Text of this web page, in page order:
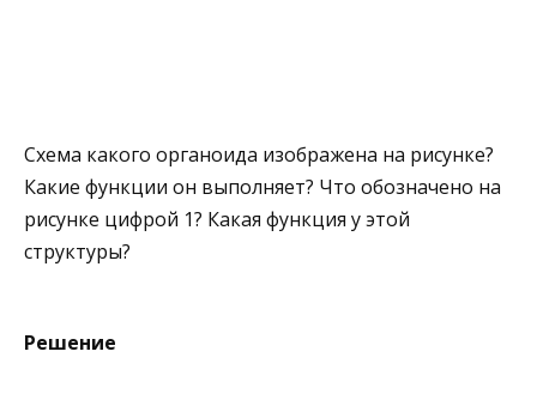
Схема какого органоида изображена на рисунке?
Какие функции он выполняет? Что обозначено на
рисунке цифрой 1? Какая функция у этой
структуры?
Решение